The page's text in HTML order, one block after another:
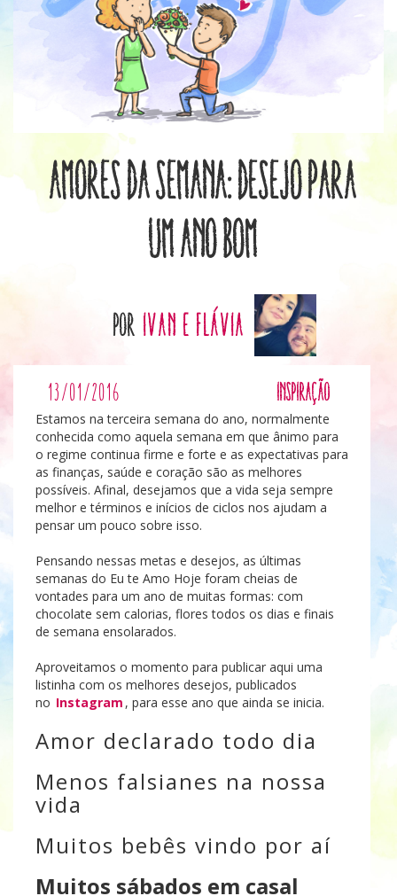
Amores da Semana: Desejo para
um ano bom
por Ivan e Flávia
13/01/2016 Inspiração
Estamos na terceira semana do ano, normalmente
conhecida como aquela semana em que ânimo para
o regime continua firme e forte e as expectativas para
as finanças, saúde e coração são as melhores
possíveis. Afinal, desejamos que a vida seja sempre
melhor e términos e inícios de ciclos nos ajudam a
pensar um pouco sobre isso.
Pensando nessas metas e desejos, as últimas
semanas do Eu te Amo Hoje foram cheias de
vontades para um ano de muitas formas: com
chocolate sem calorias, flores todos os dias e finais
de semana ensolarados.
Aproveitamos o momento para publicar aqui uma
listinha com os melhores desejos, publicados
no Instagram , para esse ano que ainda se inicia.
Amor declarado todo dia
Menos falsianes na nossa
vida
Muitos bebês vindo por aí
Muitos sábados em casal